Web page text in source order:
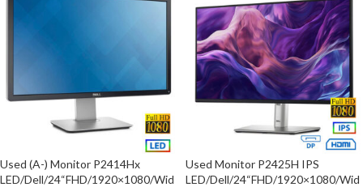
Used (A-) Monitor P2414Hx
LED/Dell/24“FHD/1920×1080/Wid
Used Monitor P2425H IPS
LED/Dell/24“FHD/1920×1080/Wid